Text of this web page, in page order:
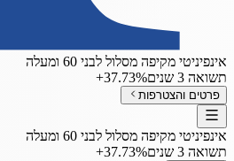
אינפיניטי מקיפה מסלול לבני 60 ומעלה
תשואה 3 שנים
‎+37.73%
פרטים והצטרפות
אינפיניטי מקיפה מסלול לבני 60 ומעלה
תשואה 3 שנים
‎+37.73%